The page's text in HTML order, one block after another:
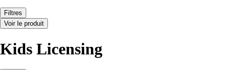
Filtres
Voir le produit
Kids Licensing